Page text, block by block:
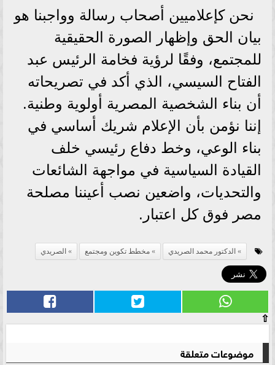
نحن كإعلاميين أصحاب رسالة وواجبنا هو
بيان الحق وإظهار الصورة الحقيقية
للمجتمع، وفقًا لرؤية فخامة الرئيس عبد
الفتاح السيسي، الذي أكد في تصريحاته
أن بناء الشخصية المصرية أولوية وطنية.
إننا نؤمن بأن الإعلام شريك أساسي في
بناء الوعي، وخط دفاع رئيسي خلف
القيادة السياسية في مواجهة الشائعات
والتحديات، واضعين نصب أعيننا مصلحة
مصر فوق كل اعتبار.
الدكتور محمد الصريدي مخطط تكوين ومجتمع الصريدي
⇧
موضوعات متعلقة